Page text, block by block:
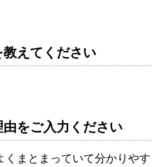
えてください
をご入力ください
まとまっていて分かりやす